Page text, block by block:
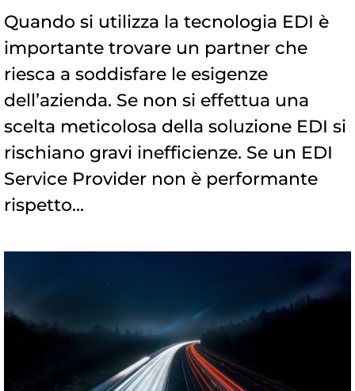
Quando si utilizza la tecnologia EDI è
importante trovare un partner che
riesca a soddisfare le esigenze
dell’azienda. Se non si effettua una
scelta meticolosa della soluzione EDI si
rischiano gravi inefficienze. Se un EDI
Service Provider non è performante
rispetto...